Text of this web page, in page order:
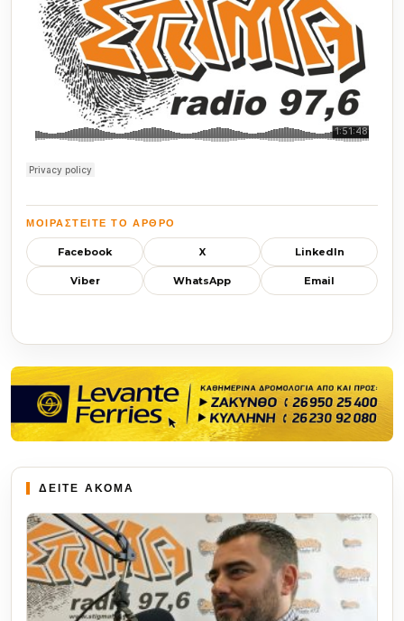
ΜΟΙΡΑΣΤΕΊΤΕ ΤΟ ΆΡΘΡΟ
Facebook X LinkedIn
Viber WhatsApp Email
ΔΕΙΤΕ ΑΚΟΜΑ